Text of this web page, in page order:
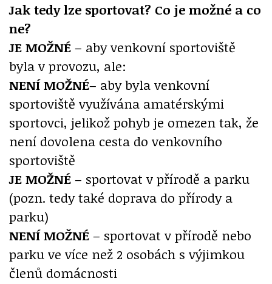
Jak tedy lze sportovat? Co je možné a co
ne?
JE MOŽNÉ – aby venkovní sportoviště
byla v provozu, ale:
NENÍ MOŽNÉ– aby byla venkovní
sportoviště využívána amatérskými
sportovci, jelikož pohyb je omezen tak, že
není dovolena cesta do venkovního
sportoviště
JE MOŽNÉ – sportovat v přírodě a parku
(pozn. tedy také doprava do přírody a
parku)
NENÍ MOŽNÉ – sportovat v přírodě nebo
parku ve více než 2 osobách s výjimkou
členů domácnosti